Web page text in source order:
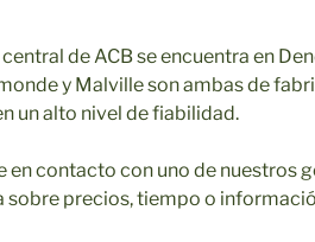
central de ACB se encuentra en
y Malville son ambas de
un alto nivel de fiabilidad.
en contacto con uno de nuestros
sobre precios, tiempo o